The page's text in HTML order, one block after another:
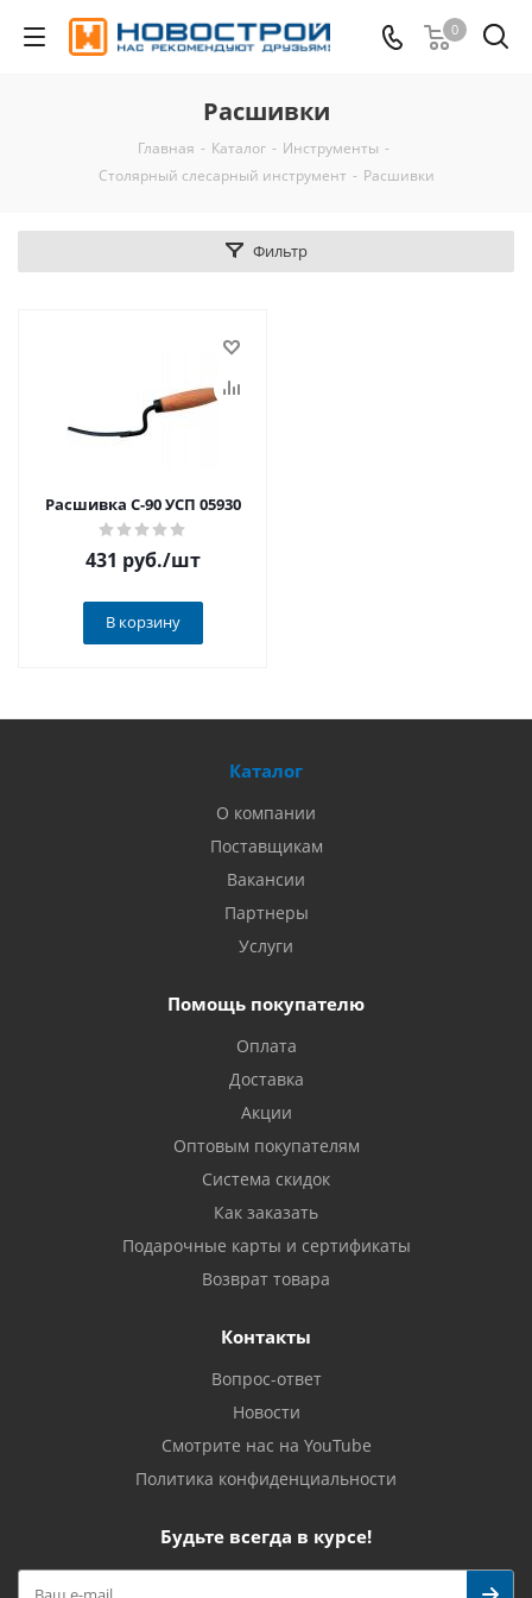
0
Расшивки
Главная - Каталог - Инструменты -
Столярный слесарный инструмент - Расшивки
Фильтр
Расшивка С-90 УСП 05930
431 руб./шт
В корзину
Каталог
О компании
Поставщикам
Вакансии
Партнеры
Услуги
Помощь покупателю
Оплата
Доставка
Акции
Оптовым покупателям
Система скидок
Как заказать
Подарочные карты и сертификаты
Возврат товара
Контакты
Вопрос-ответ
Новости
Смотрите нас на YouTube
Политика конфиденциальности
Будьте всегда в курсе!